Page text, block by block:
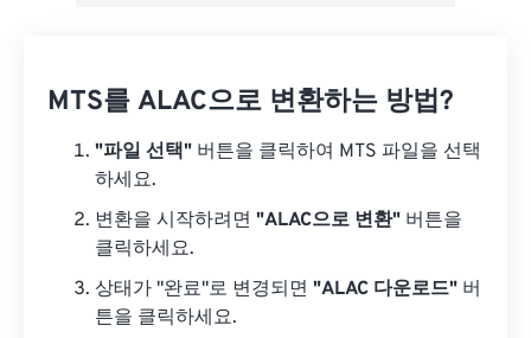
MTS를 ALAC으로 변환하는 방법?
"파일 선택" 버튼을 클릭하여 MTS 파일을 선택
하세요.
변환을 시작하려면 "ALAC으로 변환" 버튼을
클릭하세요.
상태가 "완료"로 변경되면 "ALAC 다운로드" 버
튼을 클릭하세요.